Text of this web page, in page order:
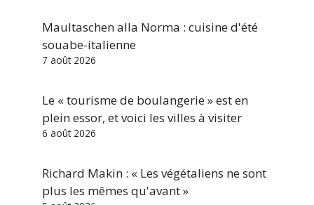
Maultaschen alla Norma : cuisine d'été
souabe-italienne
7 août 2026
Le « tourisme de boulangerie » est en
plein essor, et voici les villes à visiter
6 août 2026
Richard Makin : « Les végétaliens ne sont
plus les mêmes qu'avant »